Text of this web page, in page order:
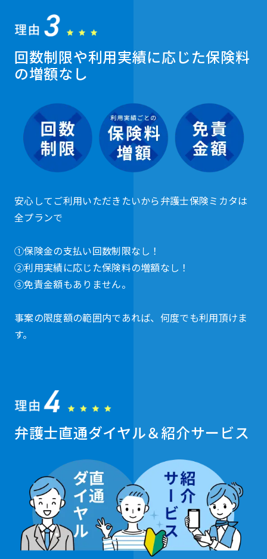
回数制限や利用実績に応じた保険料
の増額なし
安心してご利用いただきたいから弁護士保険ミカタは
全プランで
①保険金の支払い回数制限なし！
②利用実績に応じた保険料の増額なし！
③免責金額もありません。
事案の限度額の範囲内であれば、何度でも利用頂けま
す。
弁護士直通ダイヤル＆紹介サービス